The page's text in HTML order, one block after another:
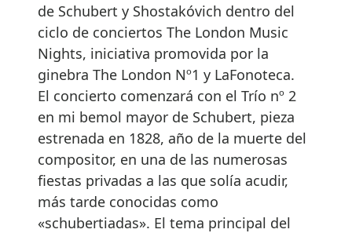
de Schubert y Shostakóvich dentro del
ciclo de conciertos The London Music
Nights, iniciativa promovida por la
ginebra The London Nº1 y LaFonoteca.
El concierto comenzará con el Trío nº 2
en mi bemol mayor de Schubert, pieza
estrenada en 1828, año de la muerte del
compositor, en una de las numerosas
fiestas privadas a las que solía acudir,
más tarde conocidas como
«schubertiadas». El tema principal del